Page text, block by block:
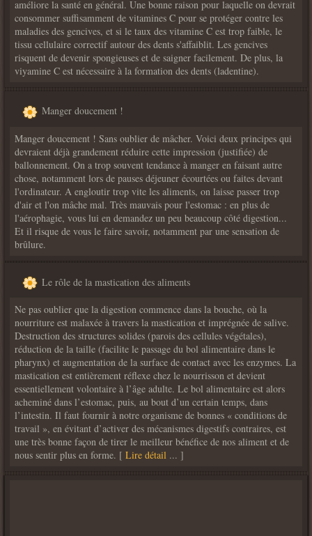
améliore la santé en général. Une bonne raison pour laquelle on devrait
consommer suffisamment de vitamines C pour se protéger contre les
maladies des gencives, et si le taux des vitamine C est trop faible, le
tissu cellulaire correctif autour des dents s'affaiblit. Les gencives
risquent de devenir spongieuses et de saigner facilement. De plus, la
viyamine C est nécessaire à la formation des dents (ladentine).
Manger doucement !
Manger doucement ! Sans oublier de mâcher. Voici deux principes qui
devraient déjà grandement réduire cette impression (justifiée) de
ballonnement. On a trop souvent tendance à manger en faisant autre
chose, notamment lors de pauses déjeuner écourtées ou faites devant
l'ordinateur. A engloutir trop vite les aliments, on laisse passer trop
d'air et l'on mâche mal. Très mauvais pour l'estomac : en plus de
l'aérophagie, vous lui en demandez un peu beaucoup côté digestion...
Et il risque de vous le faire savoir, notamment par une sensation de
brûlure.
Le rôle de la mastication des aliments
Ne pas oublier que la digestion commence dans la bouche, où la
nourriture est malaxée à travers la mastication et imprégnée de salive.
Destruction des structures solides (parois des cellules végétales),
réduction de la taille (facilite le passage du bol alimentaire dans le
pharynx) et augmentation de la surface de contact avec les enzymes. La
mastication est entièrement réflexe chez le nourrisson et devient
essentiellement volontaire à l’âge adulte. Le bol alimentaire est alors
acheminé dans l’estomac, puis, au bout d’un certain temps, dans
l’intestin. Il faut fournir à notre organisme de bonnes « conditions de
travail », en évitant d’activer des mécanismes digestifs contraires, est
une très bonne façon de tirer le meilleur bénéfice de nos aliment et de
nous sentir plus en forme. [Lire détail ... ]